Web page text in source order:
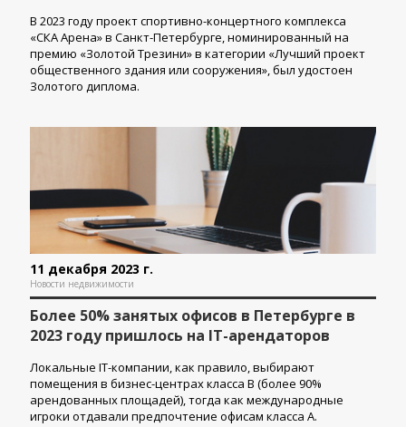
В 2023 году проект спортивно-концертного комплекса
«СКА Арена» в Санкт-Петербурге, номинированный на
премию «Золотой Трезини» в категории «Лучший проект
общественного здания или сооружения», был удостоен
Золотого диплома.
11 декабря 2023 г.
Новости недвижимости
Более 50% занятых офисов в Петербурге в
2023 году пришлось на IT-арендаторов
Локальные IT-компании, как правило, выбирают
помещения в бизнес-центрах класса В (более 90%
арендованных площадей), тогда как международные
игроки отдавали предпочтение офисам класса А.